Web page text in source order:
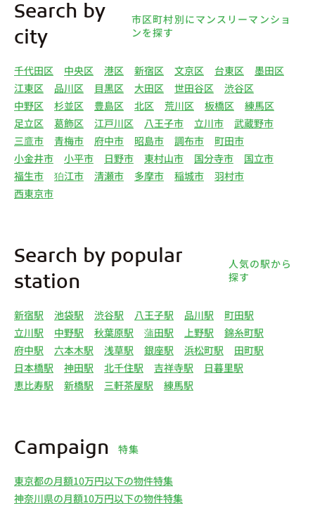
Search by
city
市区町村別にマンスリーマンショ
ンを探す
千代田区 中央区 港区 新宿区 文京区 台東区
墨田区
江東区
品川区 目黒区 大田区 世田谷区
渋谷区
中野区
杉並区 豊島区 北区 荒川区 板橋区
練馬区
足立区
葛飾区 江戸川区 八王子市 立川市
武蔵野市
三鷹市
青梅市 府中市 昭島市 調布市
町田市
小金井市
小平市 日野市 東村山市 国分寺市
国立市
福生市
狛江市 清瀬市 多摩市 稲城市
羽村市
西東京市
Search by popular
station
人気の駅から
探す
新宿駅 池袋駅 渋谷駅 八王子駅 品川駅
町田駅
立川駅
中野駅 秋葉原駅 蒲田駅 上野駅
錦糸町駅
府中駅
六本木駅 浅草駅 銀座駅 浜松町駅
田町駅
日本橋駅
神田駅 北千住駅 吉祥寺駅
日暮里駅
恵比寿駅
新橋駅 三軒茶屋駅 練馬駅
Campaign 特集
東京都の月額10万円以下の物件特集
神奈川県の月額10万円以下の物件特集